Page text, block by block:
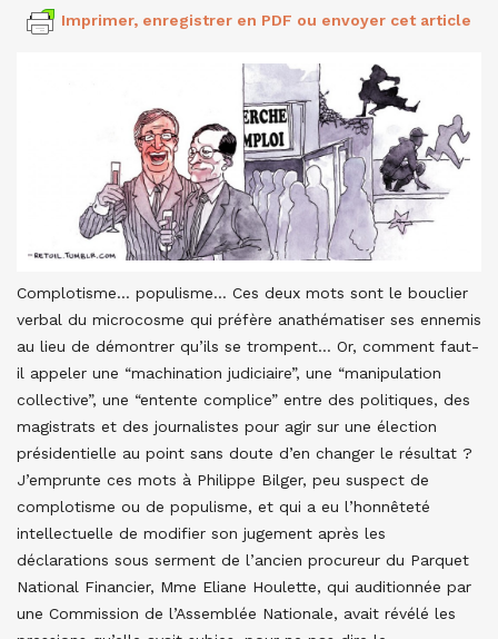
Imprimer, enregistrer en PDF ou envoyer cet article
Complotisme… populisme… Ces deux mots sont le bouclier
verbal du microcosme qui préfère anathématiser ses ennemis
au lieu de démontrer qu’ils se trompent… Or, comment faut-
il appeler une “machination judiciaire”, une “manipulation
collective”, une “entente complice” entre des politiques, des
magistrats et des journalistes pour agir sur une élection
présidentielle au point sans doute d’en changer le résultat ?
J’emprunte ces mots à Philippe Bilger, peu suspect de
complotisme ou de populisme, et qui a eu l’honnêteté
intellectuelle de modifier son jugement après les
déclarations sous serment de l’ancien procureur du Parquet
National Financier, Mme Eliane Houlette, qui auditionnée par
une Commission de l’Assemblée Nationale, avait révélé les